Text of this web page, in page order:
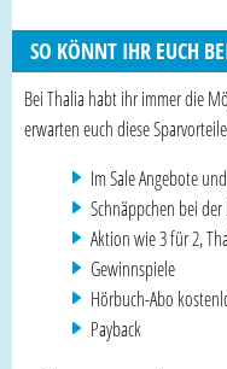
SO KÖNNT IHR EUCH
Bei Thalia habt ihr immer die
erwarten euch diese
Im Sale Angebote
Schnäppchen bei
Aktion wie 3 für 2,
Gewinnspiele
Hörbuch-Abo
Payback